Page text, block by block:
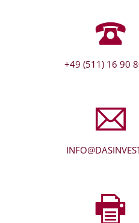
+49 (511) 16 90